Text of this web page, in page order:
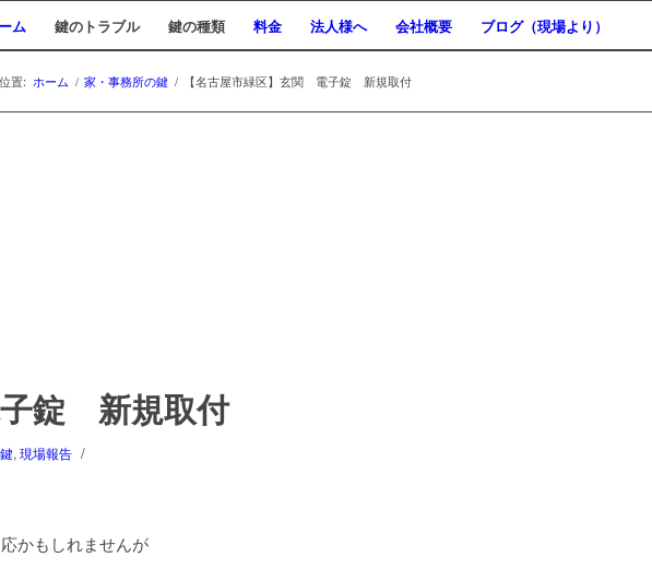
ム 鍵のトラブル 鍵の種類 料金 法人様へ 会社概要 ブログ（現場より）
置: ホーム / 家・事務所の鍵 / 【名古屋市緑区】玄関 電子錠 新規取付
子錠 新規取付
, 現場報告 /
かもしれませんが